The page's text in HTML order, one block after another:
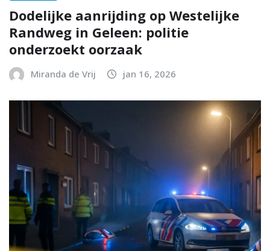
Dodelijke aanrijding op Westelijke
Randweg in Geleen: politie
onderzoekt oorzaak
Miranda de Vrij jan 16, 2026